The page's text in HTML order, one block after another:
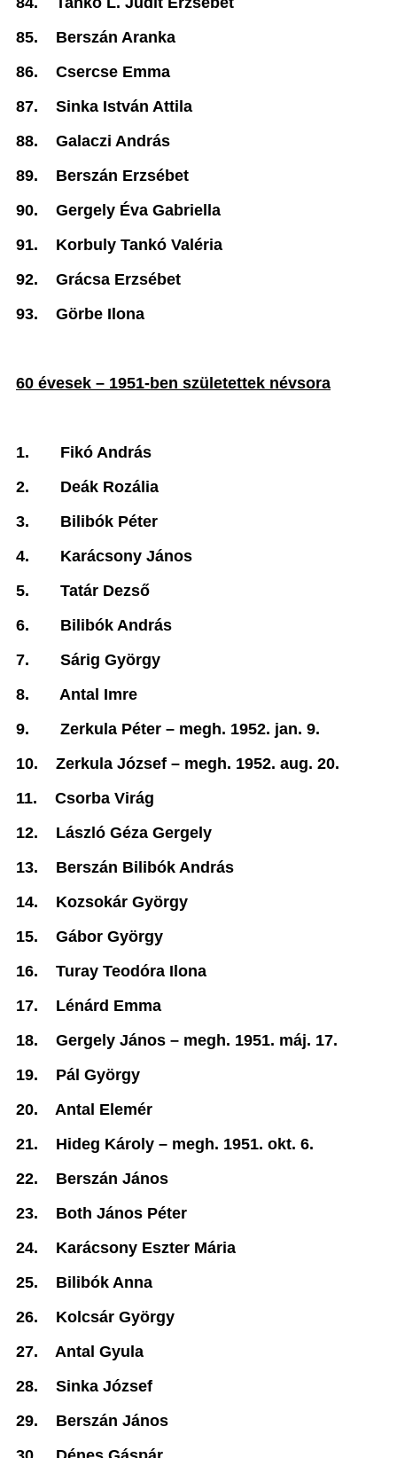
85.
Berszán Aranka
86.
Csercse Emma
87.
Sinka István Attila
88.
Galaczi András
89.
Berszán Erzsébet
90.
Gergely Éva Gabriella
91.
Korbuly Tankó Valéria
92.
Grácsa Erzsébet
93.
Görbe Ilona
60 évesek – 1951-ben születettek névsora
1.
Fikó András
2.
Deák Rozália
3.
Bilibók Péter
4.
Karácsony János
5.
Tatár Dezső
6.
Bilibók András
7.
Sárig György
8.
Antal Imre
9.
Zerkula Péter – megh. 1952. jan. 9.
10.
Zerkula József – megh. 1952. aug. 20.
11.
Csorba Virág
12.
László Géza Gergely
13.
Berszán Bilibók András
14.
Kozsokár György
15.
Gábor György
16.
Turay Teodóra Ilona
17.
Lénárd Emma
18.
Gergely János – megh. 1951. máj. 17.
19.
Pál György
20.
Antal Elemér
21.
Hideg Károly – megh. 1951. okt. 6.
22.
Berszán János
23.
Both János Péter
24.
Karácsony Eszter Mária
25.
Bilibók Anna
26.
Kolcsár György
27.
Antal Gyula
28.
Sinka József
29.
Berszán János